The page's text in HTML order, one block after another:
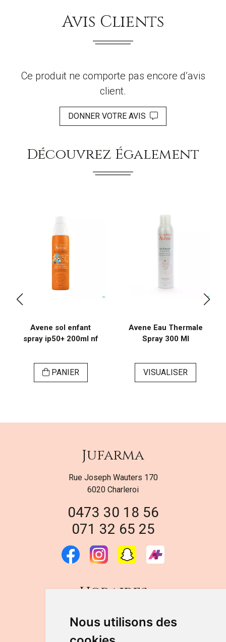
Nous utilisons des
Avis Clients
Ce produit ne comporte pas encore d’avis
client.
DONNER VOTRE AVIS
Découvrez Également
Avene sol enfant
spray ip50+ 200ml nf
PANIER
Avene Eau Thermale
Spray 300 Ml
VISUALISER
Jufarma
Rue Joseph Wauters 170
6020 Charleroi
0473 30 18 56
071 32 65 25
Horaires
DU LUNDI AU VENDREDI
de 9h à 12h30 et de 14h à 18h